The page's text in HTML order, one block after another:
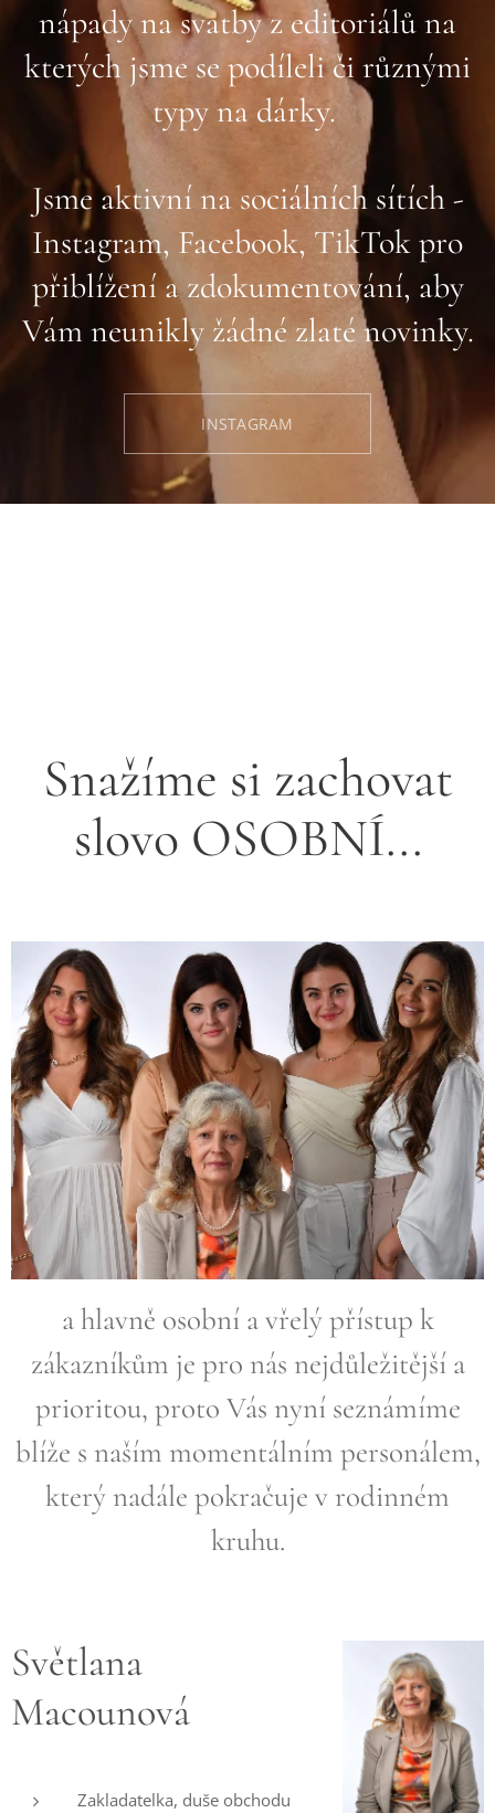
nápady na svatby z editoriálů na
kterých jsme se podíleli či různými
typy na dárky.
Jsme aktivní na sociálních sítích -
Instagram, Facebook, TikTok pro
přiblížení a zdokumentování, aby
Vám neunikly žádné zlaté novinky.
INSTAGRAM
Snažíme si zachovat
slovo OSOBNÍ...
a hlavně osobní a vřelý přístup k
zákazníkům je pro nás nejdůležitější a
prioritou, proto Vás nyní seznámíme
blíže s naším momentálním personálem,
který nadále pokračuje v rodinném
kruhu.
Světlana
Macounová
Zakladatelka, duše obchodu